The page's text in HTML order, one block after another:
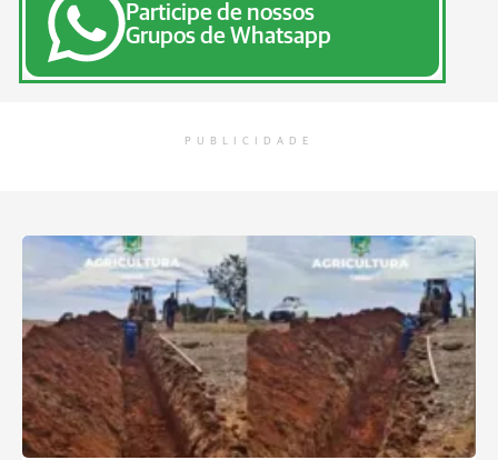
Participe de nossos
Grupos de Whatsapp
PUBLICIDADE